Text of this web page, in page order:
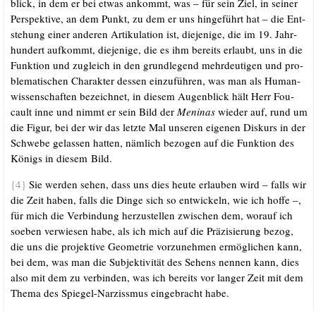
blick, in dem er bei etwas ankommt, was – für sein Ziel, in sei­ner
Per­spek­ti­ve, an dem Punkt, zu dem er uns hin­ge­führt hat – die Ent­
ste­hung einer ande­ren Arti­ku­la­ti­on ist, die­je­ni­ge, die im 19. Jahr­
hun­dert auf­kommt, die­je­ni­ge, die es ihm bereits erlaubt, uns in die
Funk­ti­on und zugleich in den grund­le­gend mehr­deu­ti­gen und pro­
ble­ma­ti­schen Cha­rak­ter des­sen ein­zu­füh­ren, was man als Human­
wis­sen­schaf­ten bezeich­net, in die­sem Augen­blick hält Herr Fou­
cault inne und nimmt er sein Bild der Meni­nas wie­der auf, rund um
die Figur, bei der wir das letz­te Mal unse­ren eige­nen Dis­kurs in der
Schwe­be gelas­sen hat­ten, näm­lich bezo­gen auf die Funk­ti­on des
Königs in die­sem Bild.
{4} Sie wer­den sehen, dass uns dies heu­te erlau­ben wird – falls wir
die Zeit haben, falls die Din­ge sich so ent­wi­ckeln, wie ich hof­fe –,
für mich die Ver­bin­dung her­zu­stel­len zwi­schen dem, wor­auf ich
soeben ver­wie­sen habe, als ich mich auf die Prä­zi­sie­rung bezog,
die uns die pro­jek­ti­ve Geo­me­trie vor­zu­neh­men ermög­li­chen kann,
bei dem, was man die Sub­jek­ti­vi­tät des Sehens nen­nen kann, dies
also mit dem zu ver­bin­den, was ich bereits vor lan­ger Zeit mit dem
The­ma des Spie­gel-Nar­ziss­mus ein­ge­bracht habe.